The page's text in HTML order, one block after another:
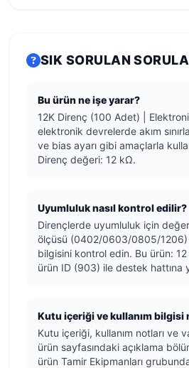
SIK SORULAN
Bu ürün ne işe yarar?
12K Direnç (100 Adet) |
elektronik devrelerde akım
ve bias ayarı gibi amaçlarla
Direnç değeri: 12 kΩ.
Uyumluluk nasıl kontrol edilir?
Dirençlerde uyumluluk için
ölçüsü (0402/0603/0805/1206)
bilgisini kontrol edin. Bu ürün:
ürün ID (903) ile destek hattına
Kutu içeriği ve kullanım bilgisi
Kutu içeriği, kullanım notları ve
ürün sayfasındaki açıklama
ürün Tamir Ekipmanları